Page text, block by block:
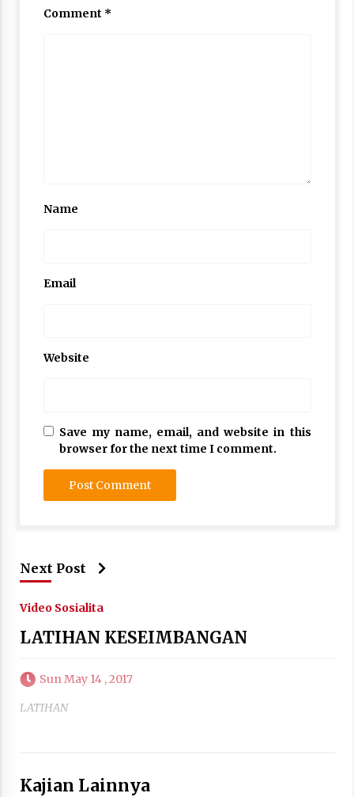
Comment *
Name
Email
Website
Save my name, email, and website in this
browser for the next time I comment.
Next Post
Video Sosialita
LATIHAN KESEIMBANGAN
Sun May 14 , 2017
LATIHAN
Kajian Lainnya